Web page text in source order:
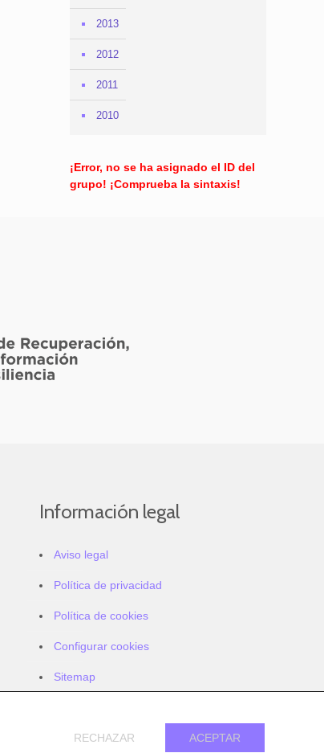
2013
2012
2011
2010
¡Error, no se ha asignado el ID del
grupo! ¡Comprueba la sintaxis!
Información legal
Aviso legal
Política de privacidad
Política de cookies
Configurar cookies
Sitemap
ACEPTAR
RECHAZAR